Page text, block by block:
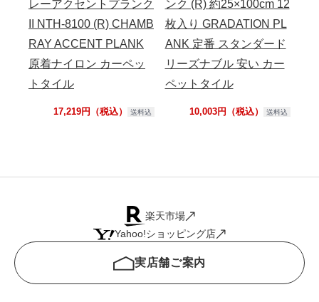
レーアクセントプランク
II NTH-8100 (R) CHAMB
RAY ACCENT PLANK
原着ナイロン カーペッ
トタイル
17,219円（税込） 送料込
ンク (R) 約25×100cm 12
枚入り GRADATION PL
ANK 定番 スタンダード
リーズナブル 安い カー
ペットタイル
10,003円（税込） 送料込
楽天市場
Yahoo!ショッピング店
実店舗ご案内